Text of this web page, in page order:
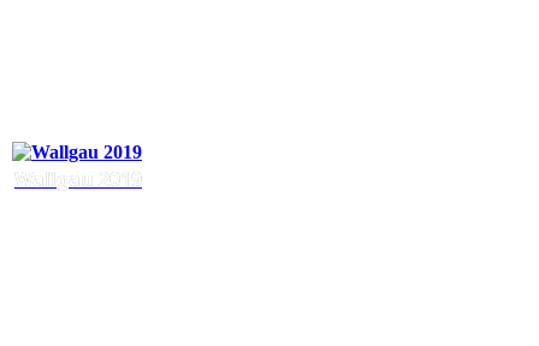
Wallgau 2019